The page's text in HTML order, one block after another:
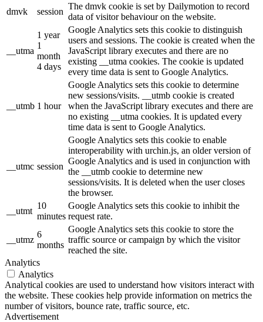
dmvk
session
The dmvk cookie is set by Dailymotion to record
data of visitor behaviour on the website.
__utma
1 year
1
month
4 days
Google Analytics sets this cookie to distinguish
users and sessions. The cookie is created when the
JavaScript library executes and there are no
existing __utma cookies. The cookie is updated
every time data is sent to Google Analytics.
__utmb 1 hour
Google Analytics sets this cookie to determine
new sessions/visits. __utmb cookie is created
when the JavaScript library executes and there are
no existing __utma cookies. It is updated every
time data is sent to Google Analytics.
__utmc session
Google Analytics sets this cookie to enable
interoperability with urchin.js, an older version of
Google Analytics and is used in conjunction with
the __utmb cookie to determine new
sessions/visits. It is deleted when the user closes
the browser.
__utmt
10
minutes
Google Analytics sets this cookie to inhibit the
request rate.
__utmz
6
months
Google Analytics sets this cookie to store the
traffic source or campaign by which the visitor
reached the site.
Analytics
Analytics
Analytical cookies are used to understand how visitors interact with
the website. These cookies help provide information on metrics the
number of visitors, bounce rate, traffic source, etc.
Advertisement